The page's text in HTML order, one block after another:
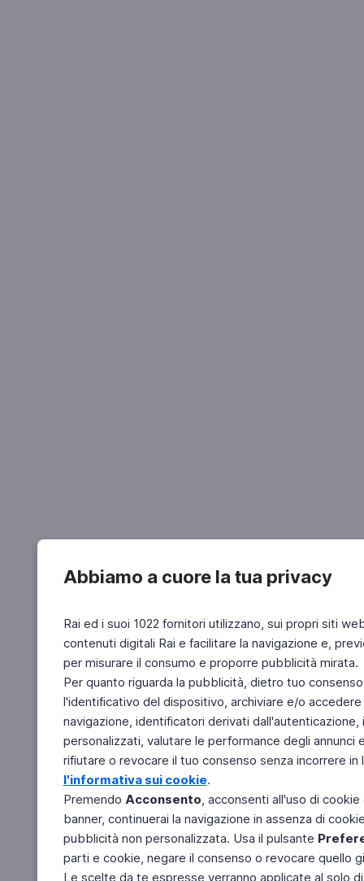
Abbiamo a cuore la tua privacy
Rai ed i suoi 1022 fornitori utilizzano, sui propri siti
contenuti digitali Rai e facilitare la navigazione e,
per misurare il consumo e proporre pubblicità mirata.
Per quanto riguarda la pubblicità, dietro tuo
l'identificativo del dispositivo, archiviare e/o
navigazione, identificatori derivati
personalizzati, valutare le performance degli
rifiutare o revocare il tuo consenso senza incorrere
l'informativa sui cookie.
Premendo Acconsento, acconsenti all'uso di
banner, continuerai la navigazione in assenza di
pubblicità non personalizzata. Usa il pulsante
parti e cookie, negare il consenso o revocare quello
Le scelte da te espresse verranno applicate al solo